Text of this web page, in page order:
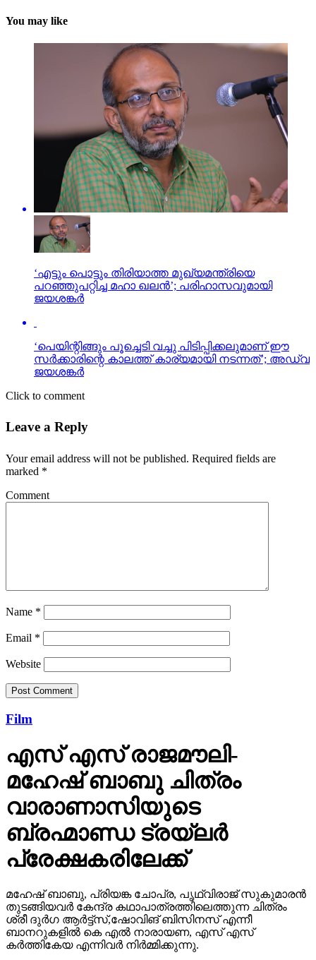
You may like
‘എട്ടും പൊട്ടും തിരിയാത്ത മുഖ്യമന്ത്രിയെ
പറഞ്ഞുപറ്റിച്ച മഹാ ഖലന്‍’; പരിഹാസവുമായി
ജയശങ്കര്‍
‘പെയിന്റിങ്ങും പൂച്ചെടി വച്ചു പിടിപ്പിക്കലുമാണ് ഈ
സര്‍ക്കാരിന്റെ കാലത്ത് കാര്യമായി നടന്നത്’; അഡ്വ
ജയശങ്കര്‍
Click to comment
Leave a Reply
Your email address will not be published. Required fields are
marked *
Comment
Name *
Email *
Website
Film
എസ് എസ് രാജമൗലി-
മഹേഷ് ബാബു ചിത്രം
വാരാണാസിയുടെ
ബ്രഹ്മാണ്ഡ ട്രയ്ലർ
പ്രേക്ഷകരിലേക്ക്
മഹേഷ് ബാബു, പ്രിയങ്ക ചോപ്ര, പൃഥ്വിരാജ് സുകുമാരൻ
തുടങ്ങിയവർ കേന്ദ്ര കഥാപാത്രത്തിലെത്തുന്ന ചിത്രം
ശ്രീ ദുർഗ ആർട്ട്സ്,ഷോവിങ് ബിസിനസ് എന്നീ
ബാനറുകളിൽ കെ എൽ നാരായണ, എസ് എസ്
കർത്തികേയ എന്നിവർ നിർമ്മിക്കുന്നു.